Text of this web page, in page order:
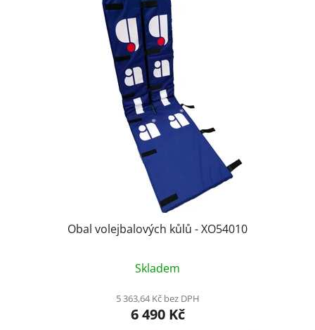
Obal volejbalových kůlů - XO54010
Skladem
5 363,64 Kč bez DPH
6 490 Kč